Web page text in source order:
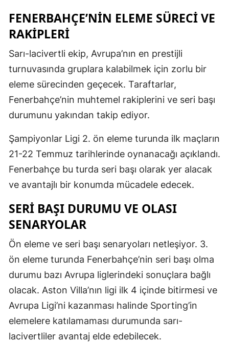
Kırklareli
Kocaeli
Manisa
Nevşehir
Niğde
FENERBAHÇE’NIN ELEME SÜRECI VE
RAKIPLERI
Sarı-lacivertli ekip, Avrupa’nın en prestijli
turnuvasında gruplara kalabilmek için zorlu bir
eleme sürecinden geçecek. Taraftarlar,
Fenerbahçe’nin muhtemel rakiplerini ve seri başı
durumunu yakından takip ediyor.
Şampiyonlar Ligi 2. ön eleme turunda ilk maçların
21-22 Temmuz tarihlerinde oynanacağı açıklandı.
Fenerbahçe bu turda seri başı olarak yer alacak
ve avantajlı bir konumda mücadele edecek.
SERI BAŞI DURUMU VE OLASI
SENARYOLAR
Ön eleme ve seri başı senaryoları netleşiyor. 3.
ön eleme turunda Fenerbahçe’nin seri başı olma
durumu bazı Avrupa liglerindeki sonuçlara bağlı
olacak. Aston Villa’nın ligi ilk 4 içinde bitirmesi ve
Avrupa Ligi’ni kazanması halinde Sporting’in
elemelere katılamaması durumunda sarı-
lacivertliler avantaj elde edebilecek.